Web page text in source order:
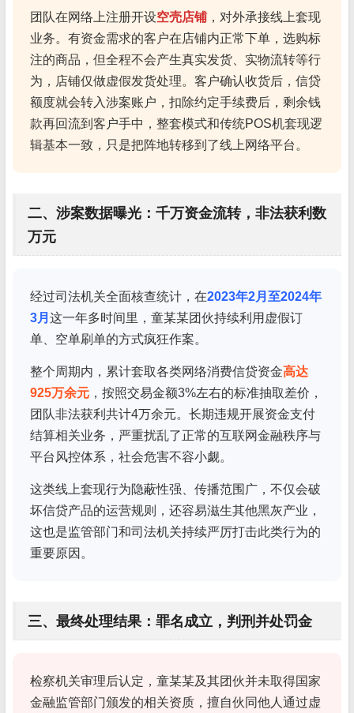
团队在网络上注册开设空壳店铺，对外承接线上套现
业务。有资金需求的客户在店铺内正常下单，选购标
注的商品，但全程不会产生真实发货、实物流转等行
为，店铺仅做虚假发货处理。客户确认收货后，信贷
额度就会转入涉案账户，扣除约定手续费后，剩余钱
款再回流到客户手中，整套模式和传统POS机套现逻
辑基本一致，只是把阵地转移到了线上网络平台。
二、涉案数据曝光：千万资金流转，非法获利数
万元
经过司法机关全面核查统计，在2023年2月至2024年
3月 这一年多时间里，童某某团伙持续利用虚假订
单、空单刷单的方式疯狂作案。
整个周期内，累计套取各类网络消费信贷资金高达
925万余元 ，按照交易金额3%左右的标准抽取差价，
团队非法获利共计4万余元。长期违规开展资金支付
结算相关业务，严重扰乱了正常的互联网金融秩序与
平台风控体系，社会危害不容小觑。
这类线上套现行为隐蔽性强、传播范围广，不仅会破
坏信贷产品的运营规则，还容易滋生其他黑灰产业，
这也是监管部门和司法机关持续严厉打击此类行为的
重要原因。
三、最终处理结果：罪名成立，判刑并处罚金
检察机关审理后认定，童某某及其团伙并未取得国家
金融监管部门颁发的相关资质，擅自伙同他人通过虚